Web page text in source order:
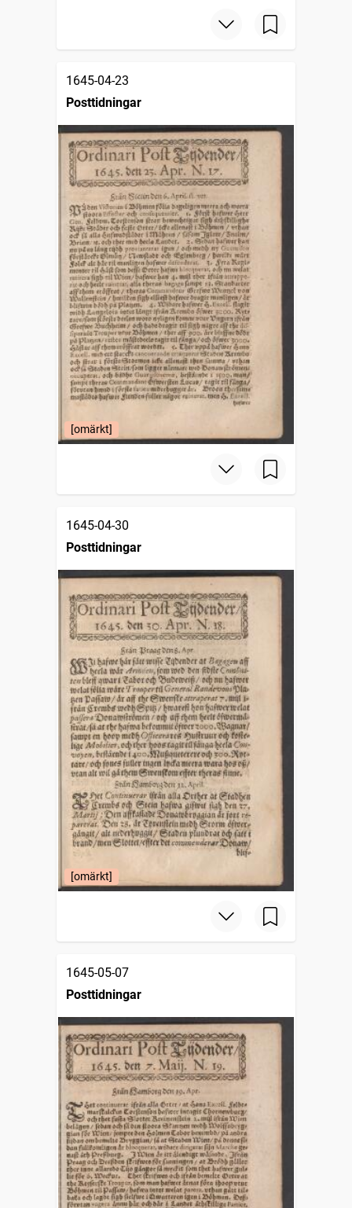
1645-04-23
Posttidningar
[omärkt]
1645-04-30
Posttidningar
[omärkt]
1645-05-07
Posttidningar